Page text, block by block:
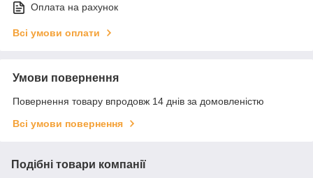
Оплата на рахунок
Всі умови оплати
Умови повернення
Повернення товару впродовж 14 днів за домовленістю
Всі умови повернення
Подібні товари компанії